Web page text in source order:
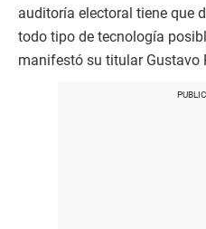
auditoría electoral tiene que
todo tipo de tecnología
manifestó su titular Gustavo